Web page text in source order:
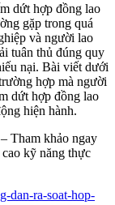
dứt hợp đồng lao
gặp trong quá
và người lao
tuân thủ đúng quy
nại. Bài viết dưới
hợp mà người
dứt hợp đồng lao
hiện hành.
Tham khảo ngay
kỹ năng thực
dan-ra-soat-hop-